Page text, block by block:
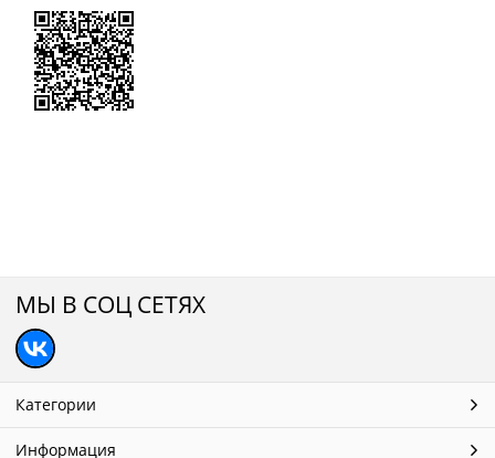
МЫ В СОЦ СЕТЯХ
Категории
Информация